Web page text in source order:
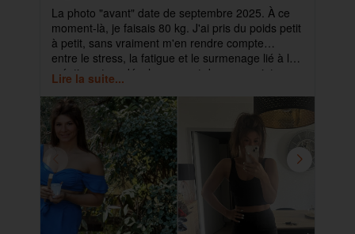
La photo "avant" date de septembre 2025. À ce
moment-là, je faisais 80 kg. J'ai pris du poids petit
à petit, sans vraiment m'en rendre compte…
entre le stress, la fatigue et le surmenage lié à la
création et au développement de mes projets.
Lire la suite...